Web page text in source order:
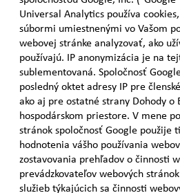
Universal Analytics používa
súbormi umiestnenými vo Vašom
webovej stránke analyzovať, ako
používajú. IP anonymizácia je na
sublementovaná. Spoločnosť
posledný oktet adresy IP pre
ako aj pre ostatné strany Dohody o
hospodárskom priestore. V mene
stránok spoločnosť Google použije
hodnotenia vášho používania
zostavovania prehľadov o činnosti
prevádzkovateľov webových
služieb týkajúcich sa činnosti